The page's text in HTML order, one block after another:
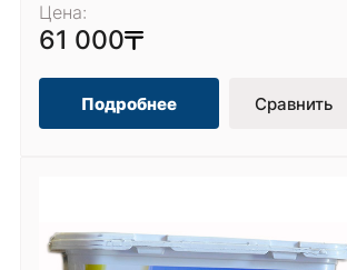
Цена:
61 000
Подробнее Сравнить